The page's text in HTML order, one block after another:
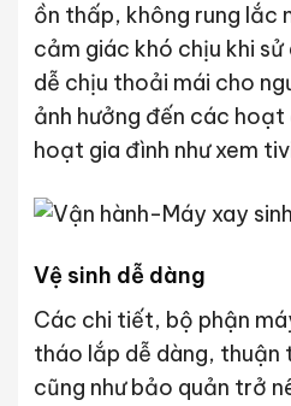
ồn thấp, không rung lắc
cảm giác khó chịu khi
dễ chịu thoải mái cho
ảnh hưởng đến các
hoạt gia đình như xem
Vệ sinh dễ dàng
Các chi tiết, bộ phận
tháo lắp dễ dàng, thuận
cũng như bảo quản trở